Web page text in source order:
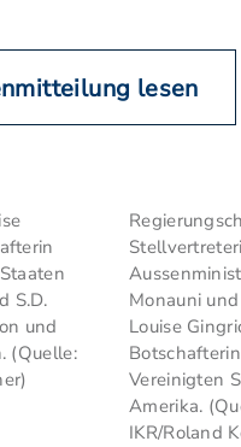
lesen
S.D.
und
(Quelle:
Monauni
Louise
Vereinigten
Amerika.
IKR/Roland